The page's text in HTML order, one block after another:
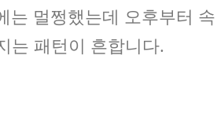
는 멀쩡했는데 오후부터 속
는 패턴이 흔합니다.